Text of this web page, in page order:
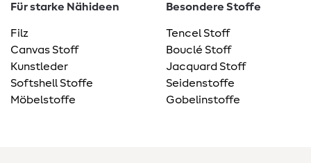
Für starke Nähideen
Filz
Canvas Stoff
Kunstleder
Softshell Stoffe
Möbelstoffe
Besondere Stoffe
Tencel Stoff
Bouclé Stoff
Jacquard Stoff
Seidenstoffe
Gobelinstoffe